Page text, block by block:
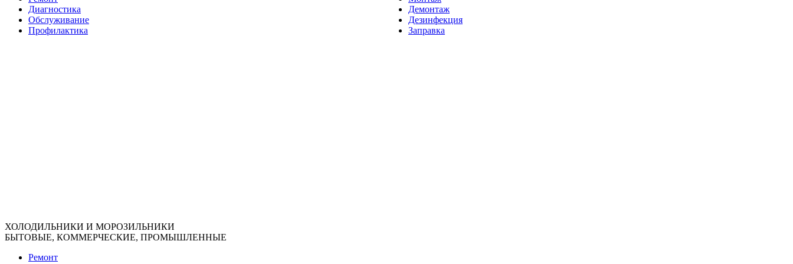
Диагностика
Демонтаж
Обслуживание
Дезинфекция
Профилактика
Заправка
ХОЛОДИЛЬНИКИ И МОРОЗИЛЬНИКИ
БЫТОВЫЕ, КОММЕРЧЕСКИЕ, ПРОМЫШЛЕННЫЕ
Ремонт